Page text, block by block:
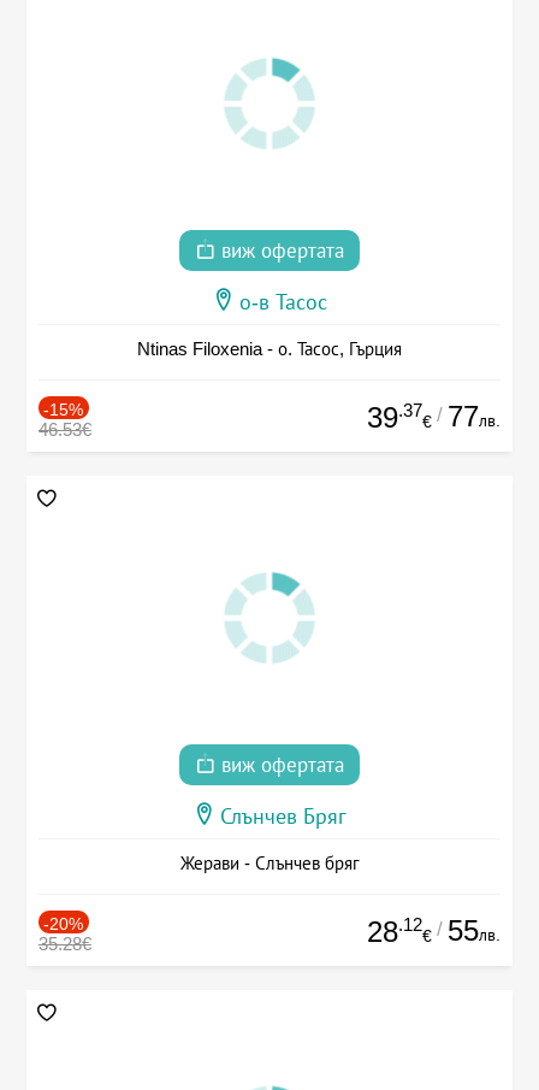
виж офертата
о-в Тасос
Ntinas Filoxenia - о. Тасос, Гърция
-15%
46.53€ 39.37
€ / 77лв.
виж офертата
Слънчев Бряг
Жерави - Слънчев бряг
-20%
35.28€ 28.12
€ / 55лв.